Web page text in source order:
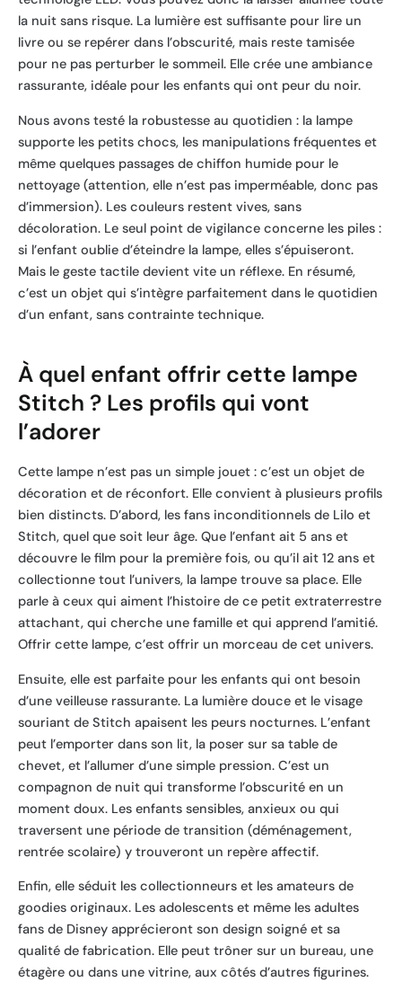
la nuit sans risque. La lumière est suffisante pour lire un
livre ou se repérer dans l’obscurité, mais reste tamisée
pour ne pas perturber le sommeil. Elle crée une ambiance
rassurante, idéale pour les enfants qui ont peur du noir.
Nous avons testé la robustesse au quotidien : la lampe
supporte les petits chocs, les manipulations fréquentes et
même quelques passages de chiffon humide pour le
nettoyage (attention, elle n’est pas imperméable, donc pas
d’immersion). Les couleurs restent vives, sans
décoloration. Le seul point de vigilance concerne les piles :
si l’enfant oublie d’éteindre la lampe, elles s’épuiseront.
Mais le geste tactile devient vite un réflexe. En résumé,
c’est un objet qui s’intègre parfaitement dans le quotidien
d’un enfant, sans contrainte technique.
À quel enfant offrir cette lampe
Stitch ? Les profils qui vont
l’adorer
Cette lampe n’est pas un simple jouet : c’est un objet de
décoration et de réconfort. Elle convient à plusieurs profils
bien distincts. D’abord, les fans inconditionnels de Lilo et
Stitch, quel que soit leur âge. Que l’enfant ait 5 ans et
découvre le film pour la première fois, ou qu’il ait 12 ans et
collectionne tout l’univers, la lampe trouve sa place. Elle
parle à ceux qui aiment l’histoire de ce petit extraterrestre
attachant, qui cherche une famille et qui apprend l’amitié.
Offrir cette lampe, c’est offrir un morceau de cet univers.
Ensuite, elle est parfaite pour les enfants qui ont besoin
d’une veilleuse rassurante. La lumière douce et le visage
souriant de Stitch apaisent les peurs nocturnes. L’enfant
peut l’emporter dans son lit, la poser sur sa table de
chevet, et l’allumer d’une simple pression. C’est un
compagnon de nuit qui transforme l’obscurité en un
moment doux. Les enfants sensibles, anxieux ou qui
traversent une période de transition (déménagement,
rentrée scolaire) y trouveront un repère affectif.
Enfin, elle séduit les collectionneurs et les amateurs de
goodies originaux. Les adolescents et même les adultes
fans de Disney apprécieront son design soigné et sa
qualité de fabrication. Elle peut trôner sur un bureau, une
étagère ou dans une vitrine, aux côtés d’autres figurines.